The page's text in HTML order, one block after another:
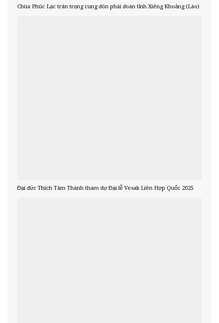
Chùa Phúc Lạc trân trọng cung đón phái đoàn tỉnh Xiêng Khoảng (Lào)
Đại đức Thích Tâm Thành tham dự Đại lễ Vesak Liên Hợp Quốc 2025